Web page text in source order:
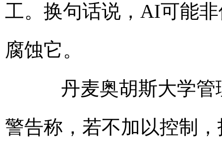
工。换句话说，AI可能
腐蚀它。
丹麦奥胡斯大学管
警告称，若不加以控制